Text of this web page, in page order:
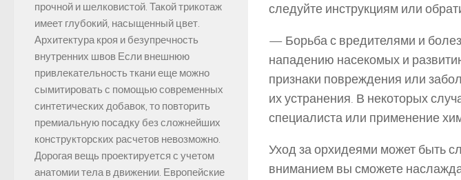
следуйте инструкциям или
— Борьба с вредителями и
нападению насекомых и
признаки повреждения или
их устранения. В некоторых
специалиста или применение
Уход за орхидеями может быть
вниманием вы сможете
прочной и шелковистой. Такой трикотаж
имеет глубокий, насыщенный цвет.
Архитектура кроя и безупречность
внутренних швов Если внешнюю
привлекательность ткани еще можно
сымитировать с помощью современных
синтетических добавок, то повторить
премиальную посадку без сложнейших
конструкторских расчетов невозможно.
Дорогая вещь проектируется с учетом
анатомии тела в движении. Европейские